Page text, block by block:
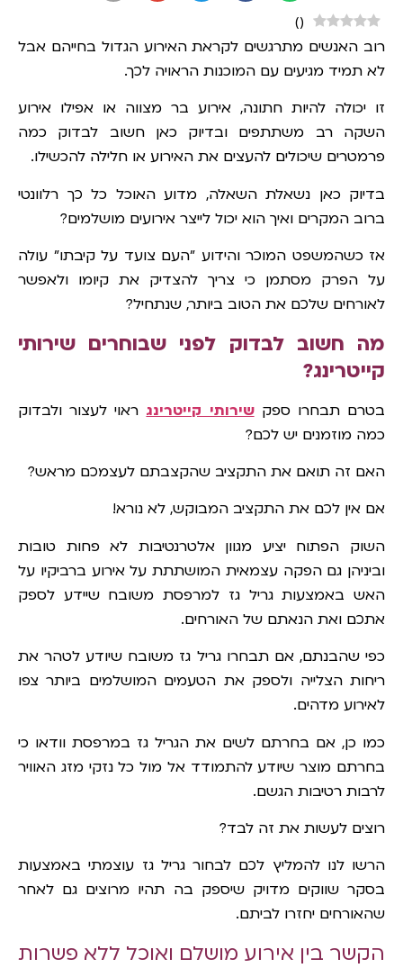
(
)
רוב האנשים מתרגשים לקראת האירוע הגדול בחייהם אבל
לא תמיד מגיעים עם המוכנות הראויה לכך.
זו יכולה להיות חתונה, אירוע בר מצווה או אפילו אירוע
השקה רב משתתפים ובדיוק כאן חשוב לבדוק כמה
פרמטרים שיכולים להעצים את האירוע או חלילה להכשילו.
בדיוק כאן נשאלת השאלה, מדוע האוכל כל כך רלוונטי
ברוב המקרים ואיך הוא יכול לייצר אירועים מושלמים?
אז כשהמשפט המוכר והידוע "העם צועד על קיבתו" עולה
על הפרק מסתמן כי צריך להצדיק את קיומו ולאפשר
לאורחים שלכם את הטוב ביותר, שנתחיל?
מה חשוב לבדוק לפני שבוחרים שירותי
קייטרינג?
בטרם תבחרו ספקשירותי קייטרינג ראוי לעצור ולבדוק
כמה מוזמנים יש לכם?
האם זה תואם את התקציב שהקצבתם לעצמכם מראש?
אם אין לכם את התקציב המבוקש, לא נורא!
השוק הפתוח יציע מגוון אלטרנטיבות לא פחות טובות
וביניהן גם הפקה עצמאית המושתתת על אירוע ברביקיו על
האש באמצעות גריל גז למרפסת משובח שיידע לספק
אתכם ואת הנאתם של האורחים.
כפי שהבנתם, אם תבחרו גריל גז משובח שיודע לטהר את
ריחות הצלייה ולספק את הטעמים המושלמים ביותר צפו
לאירוע מדהים.
כמו כן, אם בחרתם לשים את הגריל גז במרפסת וודאו כי
בחרתם מוצר שיודע להתמודד אל מול כל נזקי מזג האוויר
לרבות רטיבות הגשם.
רוצים לעשות את זה לבד?
הרשו לנו להמליץ לכם לבחור גריל גז עוצמתי באמצעות
בסקר שווקים מדויק שיספק בה תהיו מרוצים גם לאחר
שהאורחים יחזרו לביתם.
הקשר בין אירוע מושלם ואוכל ללא פשרות